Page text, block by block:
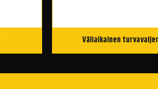
Väliaikainen